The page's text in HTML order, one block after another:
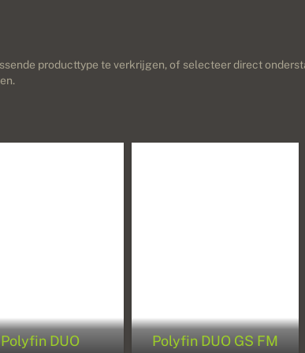
producttype te verkrijgen, of selecteer direct
Polyfin DUO Polyfin DUO GS FM